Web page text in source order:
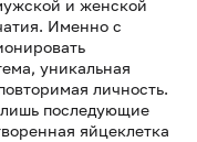
и женской
Именно с
уникальная
личность.
последующие
яйцеклетка